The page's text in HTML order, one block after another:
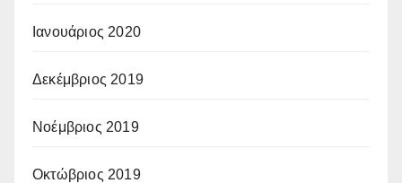
Ιανουάριος 2020
Δεκέμβριος 2019
Νοέμβριος 2019
Οκτώβριος 2019